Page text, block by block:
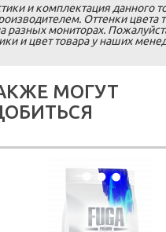
и комплектация данного
Оттенки цвета
разных мониторах.
и цвет товара у наших
МОГУТ